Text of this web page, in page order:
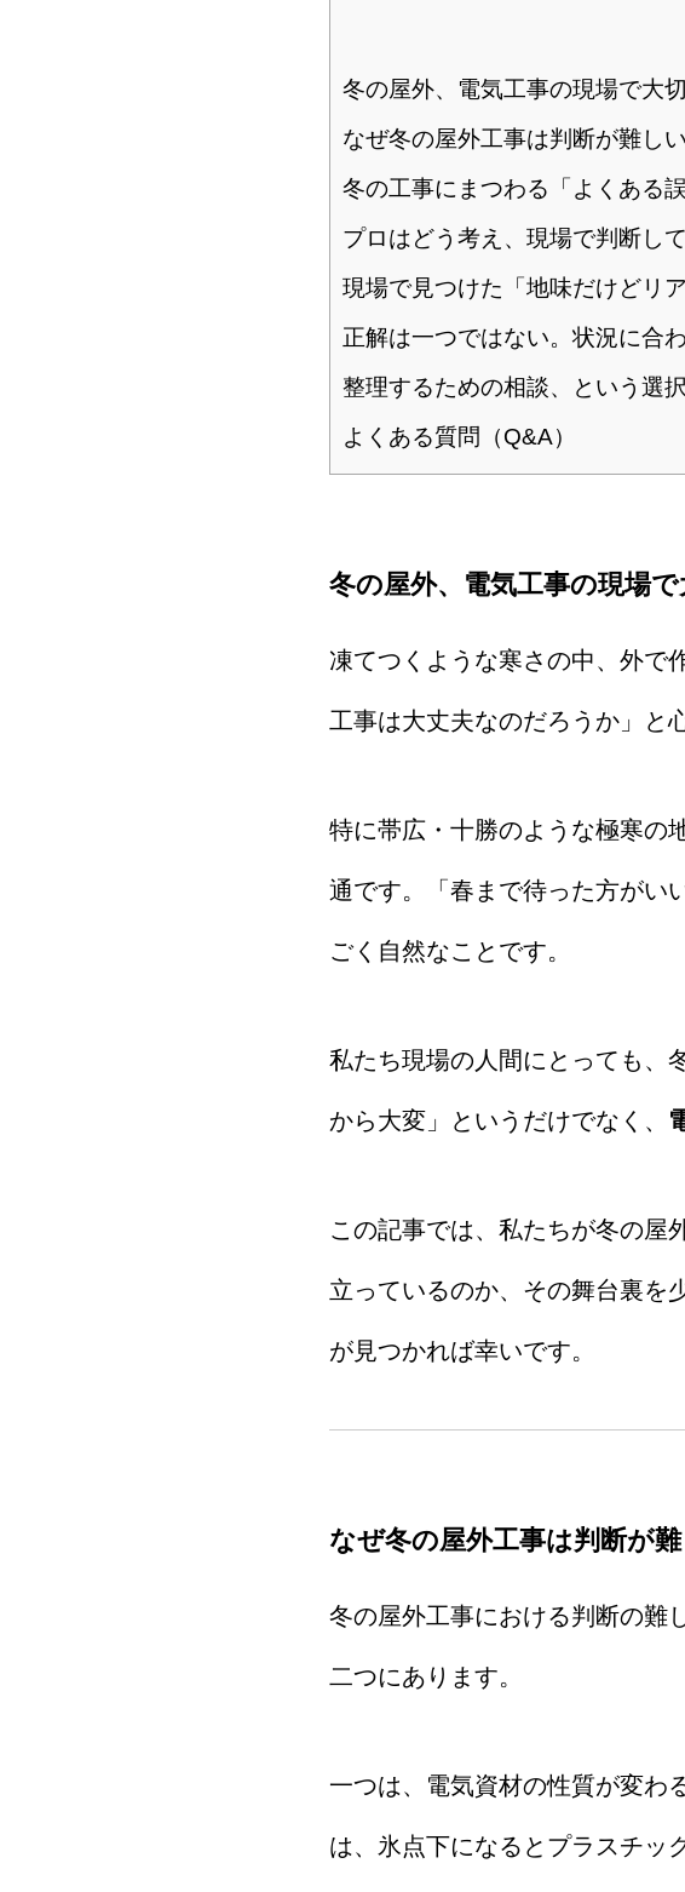
冬の屋外、電気工事の現場で大
なぜ冬の屋外工事は判断が難し
冬の工事にまつわる「よくある誤
プロはどう考え、現場で判断し
現場で見つけた「地味だけどリ
正解は一つではない。状況に合
整理するための相談、という選
よくある質問（Q&A）
冬の屋外、電気工事の現場
凍てつくような寒さの中、外で
工事は大丈夫なのだろうか」と
特に帯広・十勝のような極寒の
通です。「春まで待った方がい
ごく自然なことです。
私たち現場の人間にとっても、
から大変」というだけでなく、
この記事では、私たちが冬の屋
立っているのか、その舞台裏を
が見つかれば幸いです。
なぜ冬の屋外工事は判断が
冬の屋外工事における判断の難
二つにあります。
一つは、電気資材の性質が変わ
は、氷点下になるとプラスチッ